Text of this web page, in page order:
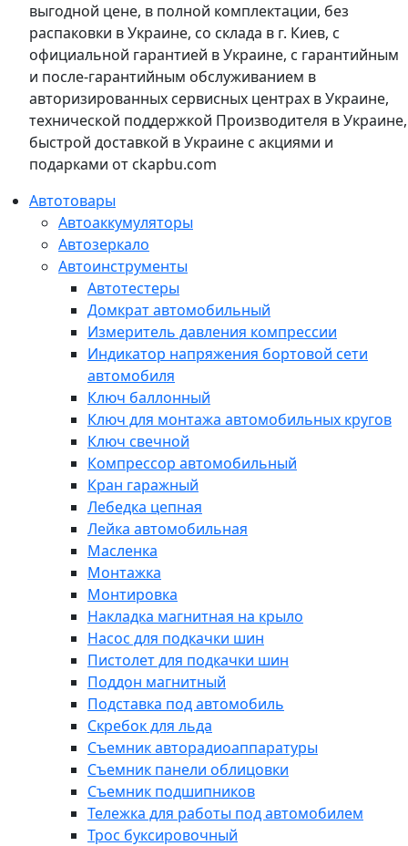
выгодной цене, в полной комплектации, без
распаковки в Украине, со склада в г. Киев, с
официальной гарантией в Украине, с гарантийным
и после-гарантийным обслуживанием в
авторизированных сервисных центрах в Украине,
технической поддержкой Производителя в Украине,
быстрой доставкой в Украине с акциями и
подарками от ckapbu.com
Автотовары
Автоаккумуляторы
Автозеркало
Автоинструменты
Автотестеры
Домкрат автомобильный
Измеритель давления компрессии
Индикатор напряжения бортовой сети
автомобиля
Ключ баллонный
Ключ для монтажа автомобильных кругов
Ключ свечной
Компрессор автомобильный
Кран гаражный
Лебедка цепная
Лейка автомобильная
Масленка
Монтажка
Монтировка
Накладка магнитная на крыло
Насос для подкачки шин
Пистолет для подкачки шин
Поддон магнитный
Подставка под автомобиль
Скребок для льда
Съемник авторадиоаппаратуры
Съемник панели облицовки
Съемник подшипников
Тележка для работы под автомобилем
Трос буксировочный